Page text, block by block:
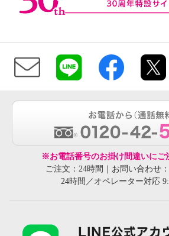
※お電話番号のお掛け間違いにご
ご注文：24時間｜お問い合わせ
24時間／オペレーター対応